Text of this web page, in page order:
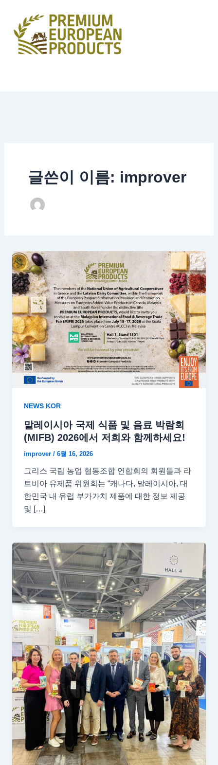
글쓴이 이름: improver
NEWS KOR
말레이시아 국제 식품 및 음료 박람회
(MIFB) 2026에서 저희와 함께하세요!
improver / 6월 16, 2026
그리스 국립 농업 협동조합 연합회의 회원들과 라
트비아 유제품 위원회는 “캐나다, 말레이시아, 대
한민국 내 유럽 부가가치 제품에 대한 정보 제공
및 […]